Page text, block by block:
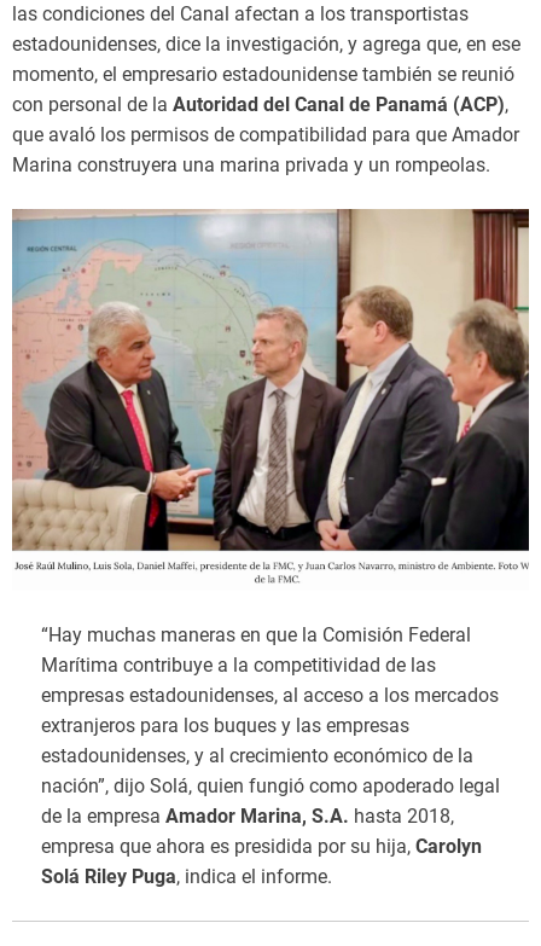
las condiciones del Canal afectan a los transportistas
estadounidenses, dice la investigación, y agrega que, en ese
momento, el empresario estadounidense también se reunió
con personal de la Autoridad del Canal de Panamá (ACP),
que avaló los permisos de compatibilidad para que Amador
Marina construyera una marina privada y un rompeolas.
“Hay muchas maneras en que la Comisión Federal
Marítima contribuye a la competitividad de las
empresas estadounidenses, al acceso a los mercados
extranjeros para los buques y las empresas
estadounidenses, y al crecimiento económico de la
nación”, dijo Solá, quien fungió como apoderado legal
de la empresa Amador Marina, S.A. hasta 2018,
empresa que ahora es presidida por su hija, Carolyn
Solá Riley Puga, indica el informe.